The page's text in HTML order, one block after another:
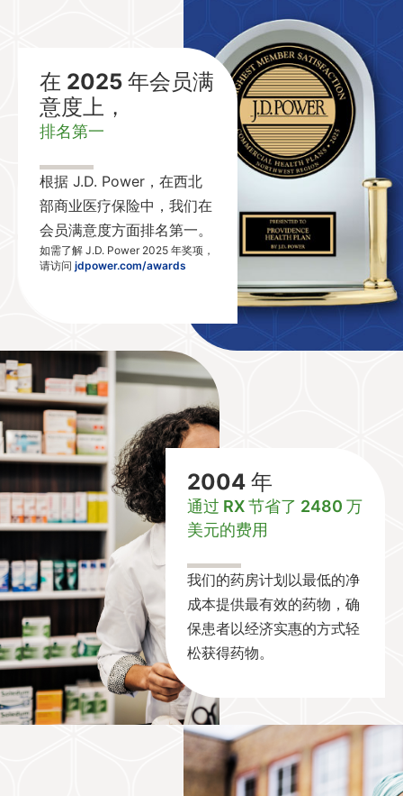
在 2025 年会员满
意度上，
排名第一
根据 J.D. Power，在西北
部商业医疗保险中，我们在
会员满意度方面排名第一。
如需了解 J.D. Power 2025 年奖项，
请访问 jdpower.com/awards
2004 年
通过 RX 节省了 2480 万
美元的费用
我们的药房计划以最低的净
成本提供最有效的药物，确
保患者以经济实惠的方式轻
松获得药物。